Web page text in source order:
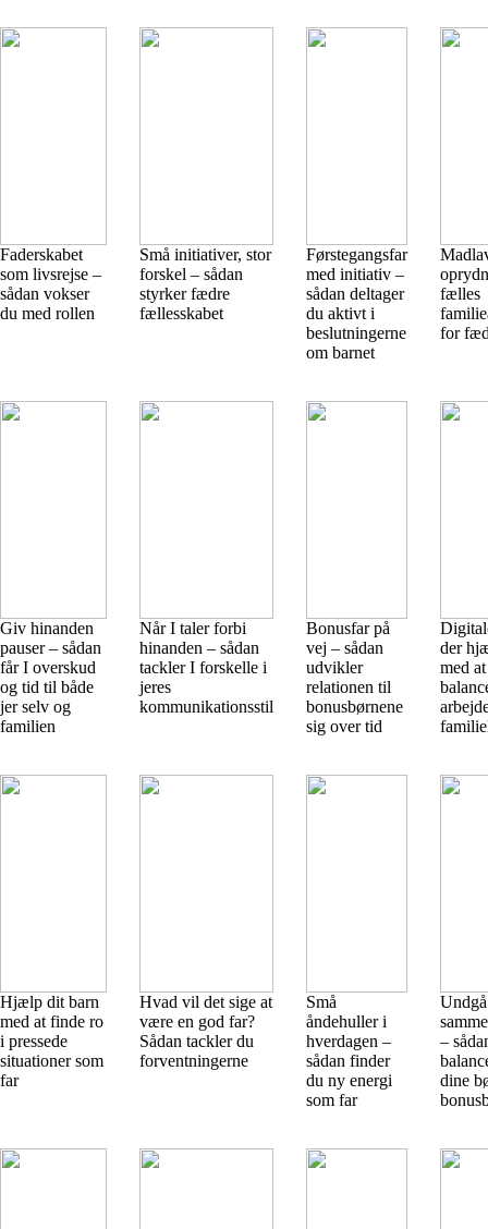
Faderskabet
som livsrejse –
sådan vokser
du med rollen
Små initiativer, stor
forskel – sådan
styrker fædre
fællesskabet
Førstegangsfar
med initiativ –
sådan deltager
du aktivt i
beslutningerne
om barnet
fælles
for
Giv hinanden
pauser – sådan
får I overskud
og tid til både
jer selv og
familien
Når I taler forbi
hinanden – sådan
tackler I forskelle i
jeres
kommunikationsstil
Bonusfar på
vej – sådan
udvikler
relationen til
bonusbørnene
sig over tid
der
med
Hjælp dit barn
med at finde ro
i pressede
situationer som
far
Hvad vil det sige at
være en god far?
Sådan tackler du
forventningerne
Små
åndehuller i
hverdagen –
sådan finder
du ny energi
som far
Undgå
–
dine